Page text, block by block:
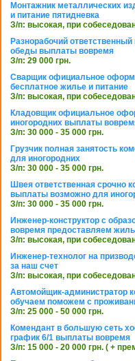
Монтажник металлических
и питание пятидневка
З/п: высокая, при
Разнорабочий
обеды выплаты вовремя
З/п: 29 000 грн.
Сварщик официальное
бесплатное жилье и питание
З/п: высокая, при
Кладовщик официальное
иногородних выплаты
З/п: 30 000 - 35 000 грн.
Грузчик полная занятость
для иногородних
З/п: 30 000 - 35 000 грн.
Швея ответственная срочно
выплаты возможно для
З/п: 30 000 - 35 000 грн.
Инженер-конструктор с
вовремя предоставляем
З/п: высокая, при
Инженер-технолог на
за наш счет
З/п: высокая, при
Автомойщик-администратор
обучаем поможем с
З/п: 25 000 - 50 000 грн.
Комендант в большую сеть
график 6/1 выплаты вовремя
З/п: 15 000 - 20 000 грн. ( +